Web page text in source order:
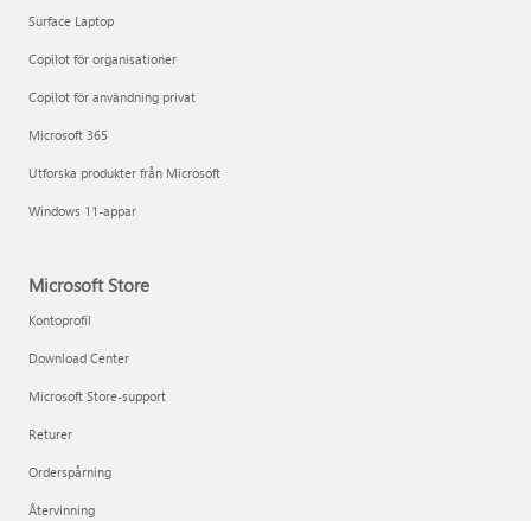
Surface Laptop
Copilot för organisationer
Copilot för användning privat
Microsoft 365
Utforska produkter från Microsoft
Windows 11-appar
Microsoft Store
Kontoprofil
Download Center
Microsoft Store-support
Returer
Orderspårning
Återvinning